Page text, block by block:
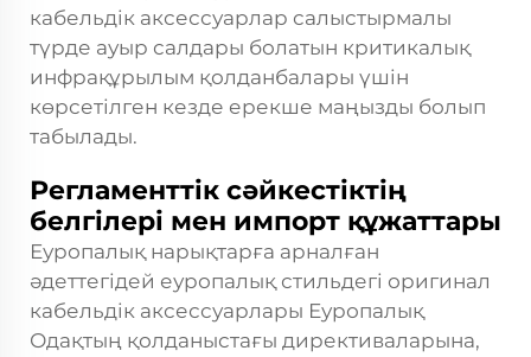
кабельдік аксессуарлар салыстырмалы
түрде ауыр салдары болатын критикалық
инфрақұрылым қолданбалары үшін
көрсетілген кезде ерекше маңызды болып
табылады.
Регламенттік сәйкестіктің
белгілері мен импорт құжаттары
Еуропалық нарықтарға арналған
әдеттегідей еуропалық стильдегі оригинал
кабельдік аксессуарлары Еуропалық
Одақтың қолданыстағы директиваларына,